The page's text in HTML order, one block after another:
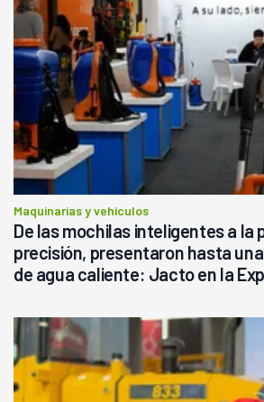
Maquinarias y vehículos
De las mochilas inteligentes a la
precisión, presentaron hasta
de agua caliente: Jacto en la